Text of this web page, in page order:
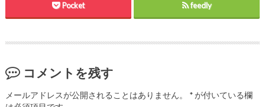
Pocket feedly
コメントを残す
メールアドレスが公開されることはありません。 *が付いている欄